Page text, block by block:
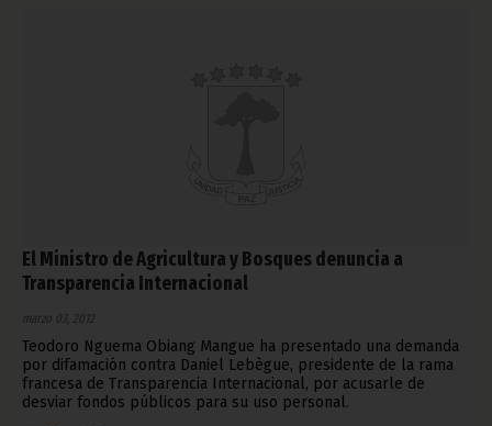
El Ministro de Agricultura y Bosques denuncia a
Transparencia Internacional
marzo 03, 2012
Teodoro Nguema Obiang Mangue ha presentado una demanda
por difamación contra Daniel Lebègue, presidente de la rama
francesa de Transparencia Internacional, por acusarle de
desviar fondos públicos para su uso personal.